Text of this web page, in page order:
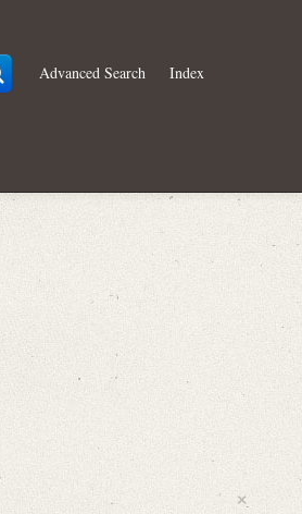
Advanced Search Index
×